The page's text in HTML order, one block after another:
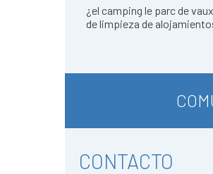
¿el camping le parc de
de limpieza de
CONTACTO